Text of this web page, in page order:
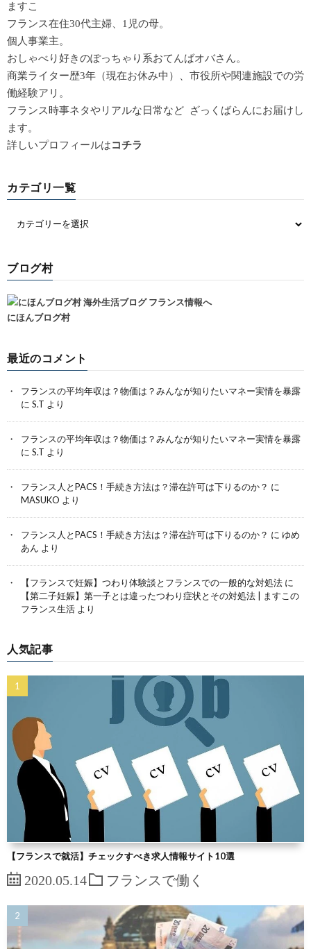
ますこ
フランス在住30代主婦、1児の母。
個人事業主。
おしゃべり好きのぽっちゃり系おてんばオバさん。
商業ライター歴3年（現在お休み中）、市役所や関連施設での労
働経験アリ。
フランス時事ネタやリアルな日常など ざっくばらんにお届けし
ます。
詳しいプロフィールはコチラ
カテゴリ一覧
ブログ村
にほんブログ村
最近のコメント
フランスの平均年収は？物価は？みんなが知りたいマネー実情を暴露
に S.T より
フランスの平均年収は？物価は？みんなが知りたいマネー実情を暴露
に S.T より
フランス人とPACS！手続き方法は？滞在許可は下りるのか？ に
MASUKO より
フランス人とPACS！手続き方法は？滞在許可は下りるのか？ に ゆめ
あん より
【フランスで妊娠】つわり体験談とフランスでの一般的な対処法 に
【第二子妊娠】第一子とは違ったつわり症状とその対処法 | ますこの
フランス生活 より
人気記事
【フランスで就活】チェックすべき求人情報サイト10選
2020.05.14 フランスで働く